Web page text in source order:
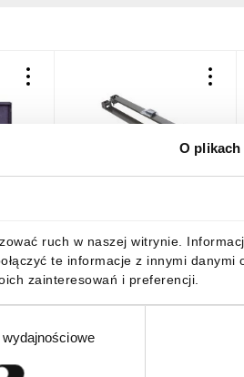
O plikach
ruch w naszej witrynie.
te informacje z innymi danymi
zainteresowań i preferencji.
435,10 złbrutto